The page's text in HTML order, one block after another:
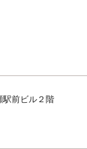
駅前ビル２階